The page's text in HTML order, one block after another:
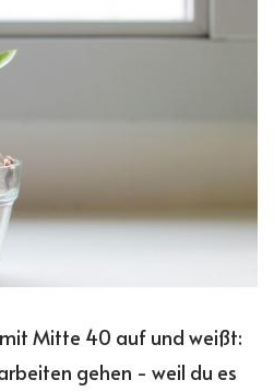
Mitte 40 auf und weißt:
gehen - weil du es